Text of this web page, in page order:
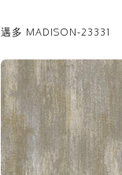
邁多 MADISON-23331